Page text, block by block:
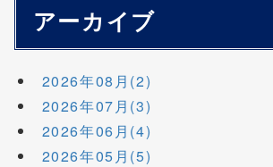
アーカイブ
2026年08月(2)
2026年07月(3)
2026年06月(4)
2026年05月(5)